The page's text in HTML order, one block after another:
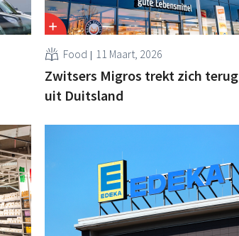
Food 11 Maart, 2026
Zwitsers Migros trekt zich terug
uit Duitsland